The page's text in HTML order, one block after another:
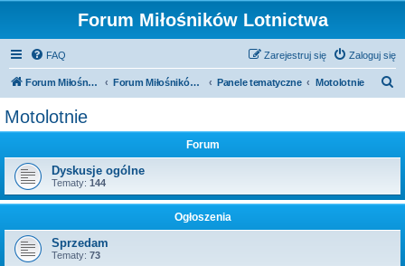
Forum Miłośników Lotnictwa
FAQ Zaloguj się
Zarejestruj się
Forum Miłośników Lotnictwa Forum Miłośników Lotnictwa Panele tematyczne Motolotnie
Motolotnie
Forum
Dyskusje ogólne
Tematy: 144
Ogłoszenia
Sprzedam
Tematy: 73